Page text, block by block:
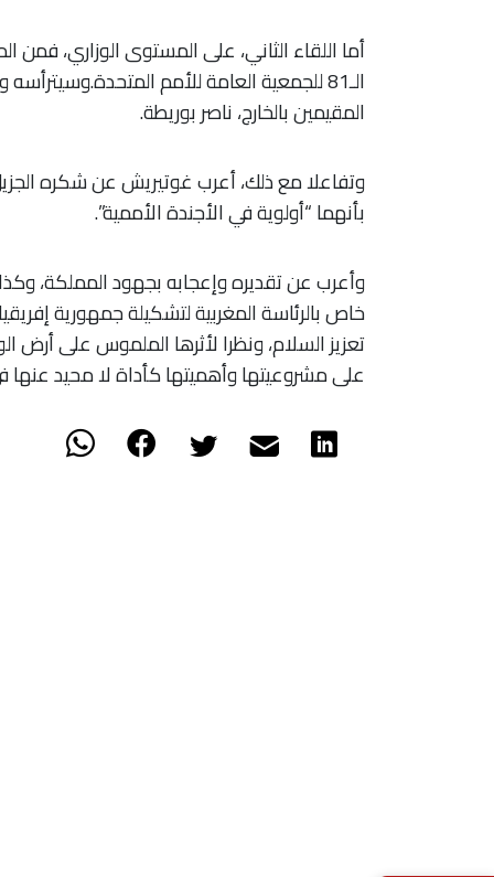
أما اللقاء الثاني، على المستوى الوزاري،
الـ81 للجمعية العامة للأمم
المقيمين بالخارج، ناصر بوريطة.
وتفاعلا مع ذلك، أعرب غوتيريش عن شكره
بأنهما “أولوية في الأجندة الأممية”.
وأعرب عن تقديره وإعجابه بجهود المملكة،
خاص بالرئاسة المغربية لتشكيلة جمهورية
تعزيز السلام، ونظرا لأثرها الملموس على
على مشروعيتها وأهميتها كأداة لا محيد عنها